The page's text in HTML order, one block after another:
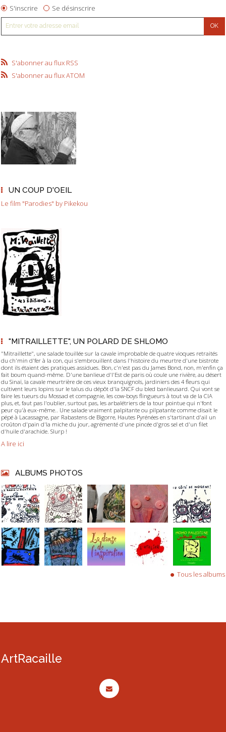
S'inscrire Se désinscrire
S'abonner au flux RSS
S'abonner au flux ATOM
UN COUP D'OEIL
Le film "Parodies" by Pikekou
"MITRAILLETTE", UN POLARD DE SHLOMO
"Mitraillette", une salade touillée sur la cavale improbable de quatre vioques retraités
du ch'min d'fer à la con, qui s'embrouillent dans l'histoire du meurtre d'une bistrote
dont ils étaient des pratiques assidues. Bon, c'n'est pas du James Bond, non, m'enfin ça
fait boum quand-même. D'une banlieue d'l'Est de paris où coule une rivière, au désert
du Sinaï, la cavale meurtrière de ces vieux branquignols, jardiniers des 4 fleurs qui
cultivent leurs lopins sur le talus du dépôt d'la SNCF du bled banlieusard. Qui vont se
faire les tueurs du Mossad et compagnie, les cow-boys flingueurs à tout va de la CIA
plus, et, faut pas l'oublier, surtout pas, les arbalétriers de la tour pointue qui n'font
peur qu'à eux-même.. Une salade vraiment palpitante ou pilpatante comme disait le
pépé à Lacassagne, par Rabastens de Bigorre, Hautes Pyrénées en s'tartinant d'ail un
croûton d'pain d'la miche du jour, agrémenté d'une pincée d'gros sel et d'un filet
d'huile d'arachide. Slurp !
A lire ici
ALBUMS PHOTOS
Tous les albums
ArtRacaille